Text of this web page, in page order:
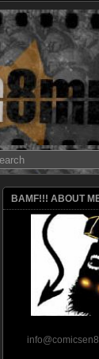
BAMF!!! ABOUT